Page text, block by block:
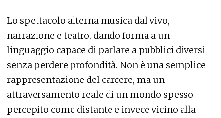
Lo spettacolo alterna musica dal vivo,
narrazione e teatro, dando forma a un
linguaggio capace di parlare a pubblici diversi
senza perdere profondità. Non è una semplice
rappresentazione del carcere, ma un
attraversamento reale di un mondo spesso
percepito come distante e invece vicino alla